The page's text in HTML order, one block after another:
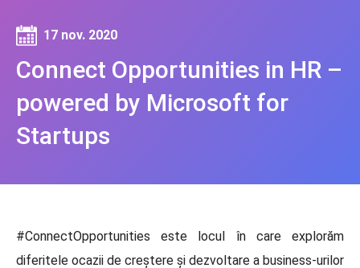
Connect Opportunities in HR –
powered by Microsoft for
Startups
17 nov. 2020
#ConnectOpportunities este locul în care explorăm
diferitele ocazii de creștere și dezvoltare a business-urilor